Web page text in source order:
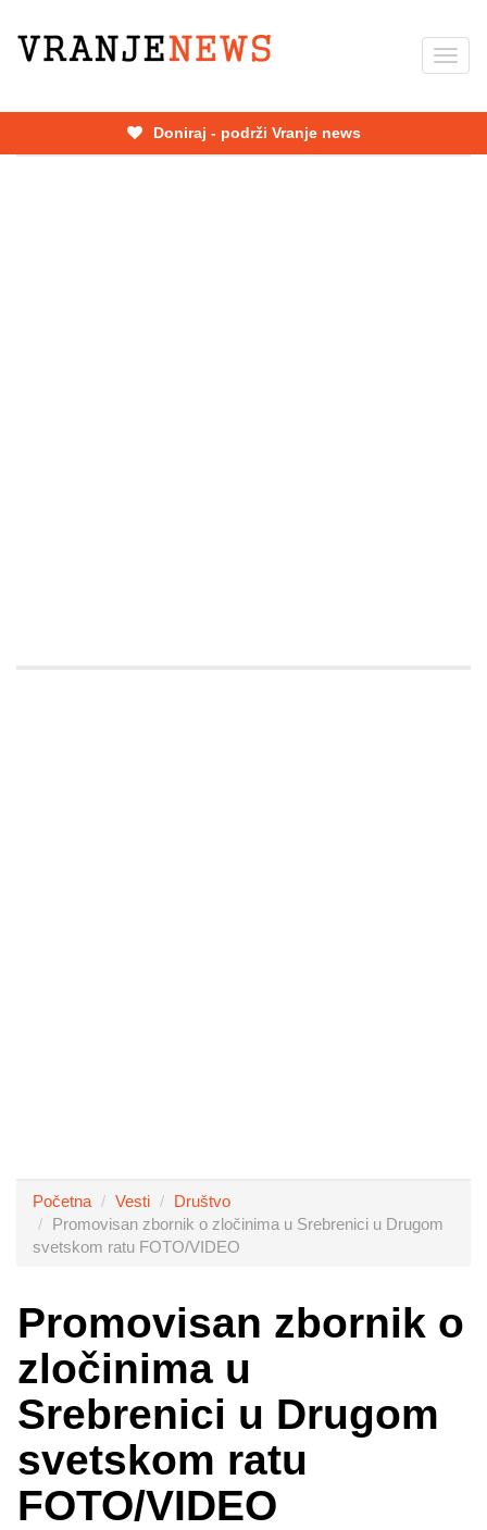
Skip
Doniraj - podrži Vranje news
Početna Vesti
Društvo
Promovisan zbornik o zločinima u Srebrenici u Drugom
svetskom ratu FOTO/VIDEO
Promovisan zbornik o
zločinima u
Srebrenici u Drugom
svetskom ratu
FOTO/VIDEO